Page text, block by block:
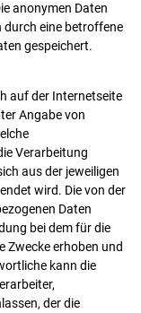
anonymen Daten
durch eine betroffene
gespeichert.
auf der Internetseite
Angabe von
Verarbeitung
aus der jeweiligen
wird. Die von der
Daten
bei dem für die
Zwecke erhoben und
kann die
der die